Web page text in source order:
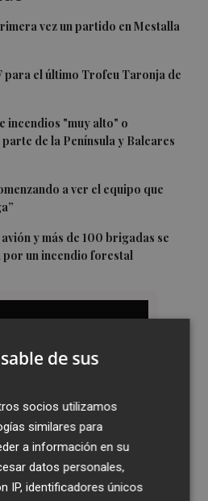
vez un partido en Mestalla
para el último Trofeu Taronja de
incendios "muy alto" o
de la Península y Baleares
a ver el equipo que
y más de 100 brigadas se
un incendio forestal
de sus
socios utilizamos
similares para
a información en su
datos personales,
IP, identificadores únicos